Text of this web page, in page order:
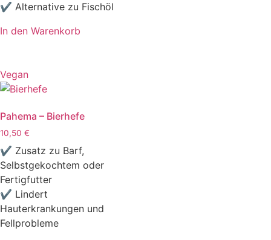
✔ Alternative zu Fischöl
In den Warenkorb
Vegan
Pahema – Bierhefe
10,50 €
✔ Zusatz zu Barf,
Selbstgekochtem oder
Fertigfutter
✔ Lindert
Hauterkrankungen und
Fellprobleme